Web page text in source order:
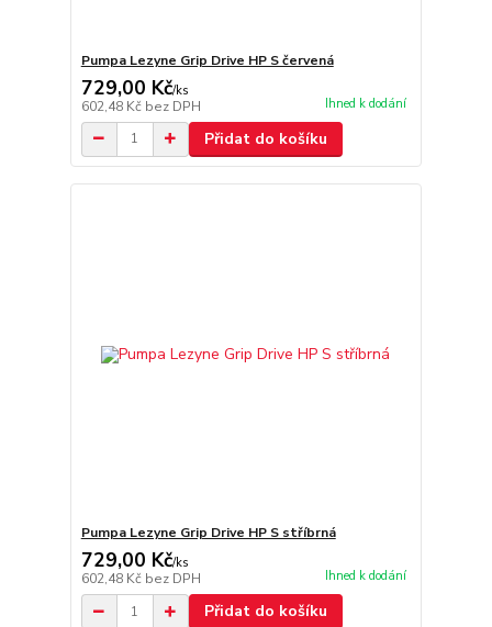
Pumpa Lezyne Grip Drive HP S červená
729,00 Kč/ks
602,48 Kč bez DPH Ihned k dodání
Přidat do košíku
Pumpa Lezyne Grip Drive HP S stříbrná
729,00 Kč/ks
602,48 Kč bez DPH Ihned k dodání
Přidat do košíku